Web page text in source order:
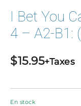
I Bet You
4 – A2-B1:
$15.95+Taxes
En stock